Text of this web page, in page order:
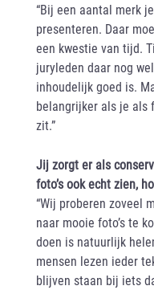
“Bij een aantal merk
presenteren. Daar
een kwestie van tijd.
juryleden daar nog
inhoudelijk goed is.
belangrijker als je als
zit.”
Jij zorgt er als
foto’s ook echt zien,
“Wij proberen zoveel
naar mooie foto’s te
doen is natuurlijk
mensen lezen ieder
blijven staan bij iets